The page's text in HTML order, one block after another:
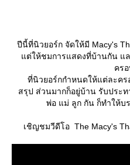
ปีนี้ที่นิวยอร์ก จัดให้มี Macy's
ต่ให้ชมการแสดงที่บ้านกัน แล
คร
ที่นิวยอร์กกำหนดให้แต่ละค
สรุป ส่วนมากก็อยู่บ้าน รับประ
พ่อ แม่ ลูก กัน ก็ทำให้บ
เชิญชมวีดีโอ The Macy's